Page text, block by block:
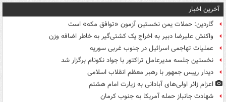
آخرین اخبار
گاردین: حملات یمن نخستین آزمون «توافق مکه» است
واکنش علیرضا دبیر به اخراج یک کشتی‌گیر به خاطر اضافه وزن
عملیات تهاجمی اسرائیل در جنوب غربی سوریه
نخستین جلسه مدیرعامل تراکتور با جواد نکونام برگزار شد
دیدار رییس جمهور با رهبر معظم انقلاب اسلامی
اعزام زائر اولی‌های آبادانی به زیارت امام هشتم
شهادت جانباز حمله آمریکا به جنوب کرمان